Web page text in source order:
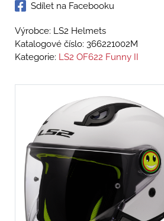
Sdílet na Facebooku
Výrobce: LS2 Helmets
Katalogové číslo: 366221002M
Kategorie: LS2 OF622 Funny II